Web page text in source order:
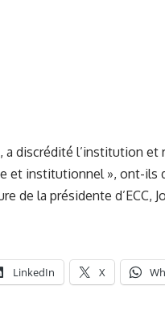
a discrédité l’institution
et institutionnel », ont-ils
de la présidente d’ECC,
LinkedIn X